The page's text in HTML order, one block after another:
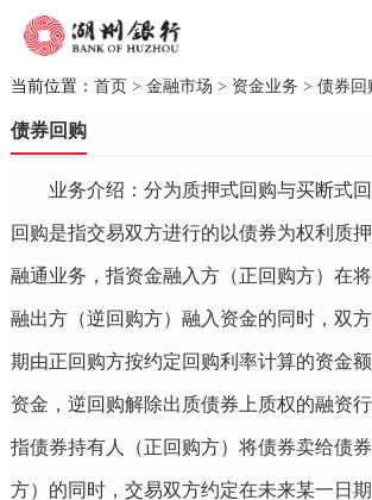
当前位置： 首页 > 金融市场 > 资金业务 > 债券回
债券回购
业务介绍：分为质押式回购与买断式回
回购是指交易双方进行的以债券为权利质
融通业务，指资金融入方（正回购方）在
融出方（逆回购方）融入资金的同时，双
期由正回购方按约定回购利率计算的资金
资金，逆回购解除出质债券上质权的融资
指债券持有人（正回购方）将债券卖给债
方）的同时，交易双方约定在未来某一日